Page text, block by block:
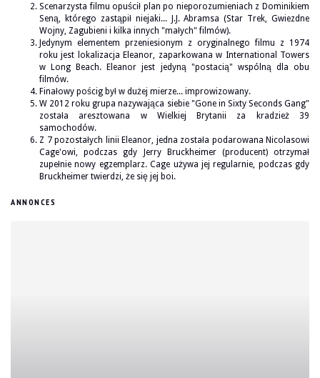
Scenarzysta filmu opuścił plan po nieporozumieniach z Dominikiem
Seną, którego zastąpił niejaki... J.J. Abramsa (Star Trek, Gwiezdne
Wojny, Zagubieni i kilka innych "małych" filmów).
Jedynym elementem przeniesionym z oryginalnego filmu z 1974
roku jest lokalizacja Eleanor, zaparkowana w International Towers
w Long Beach. Eleanor jest jedyną "postacią" wspólną dla obu
filmów.
Finałowy pościg był w dużej mierze... improwizowany.
W 2012 roku grupa nazywająca siebie "Gone in Sixty Seconds Gang"
została aresztowana w Wielkiej Brytanii za kradzież 39
samochodów.
Z 7 pozostałych linii Eleanor, jedna została podarowana Nicolasowi
Cage'owi, podczas gdy Jerry Bruckheimer (producent) otrzymał
zupełnie nowy egzemplarz. Cage używa jej regularnie, podczas gdy
Bruckheimer twierdzi, że się jej boi.
ANNONCES